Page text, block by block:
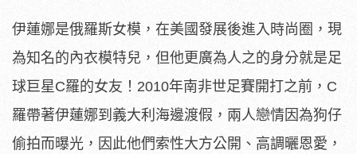
伊蓮娜是俄羅斯女模，在美國發展後進入時尚圈，現
為知名的內衣模特兒，但他更廣為人之的身分就是足
球巨星C羅的女友！2010年南非世足賽開打之前，C
羅帶著伊蓮娜到義大利海邊渡假，兩人戀情因為狗仔
偷拍而曝光，因此他們索性大方公開、高調曬恩愛，